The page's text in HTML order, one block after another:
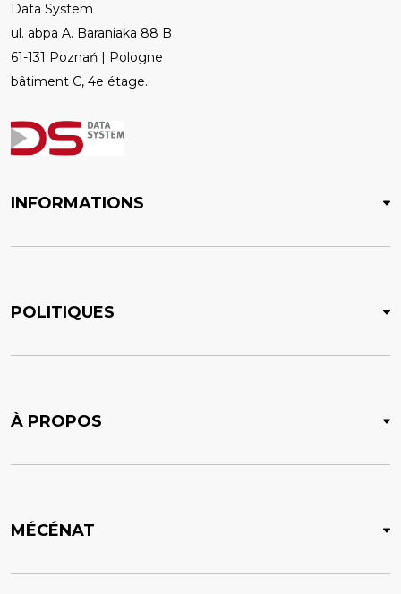
Data System
ul. abpa A. Baraniaka 88 B
61-131 Poznań | Pologne
bâtiment C, 4e étage.
INFORMATIONS
POLITIQUES
À PROPOS
MÉCÉNAT